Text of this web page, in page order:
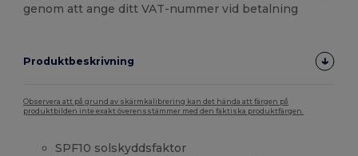
genom att ange ditt VAT-nummer vid betalning
Produktbeskrivning
Observera att på grund av skärmkalibrering kan det hända att färgen på
produktbilden inte exakt överensstämmer med den faktiska produktfärgen.
SPF10 solskyddsfaktor